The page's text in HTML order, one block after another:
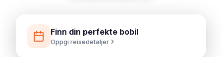
Finn din perfekte bobil
Oppgi reisedetaljer